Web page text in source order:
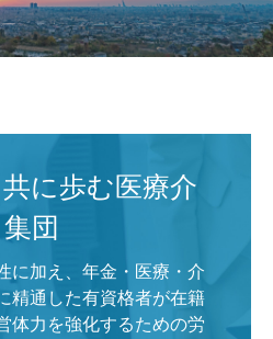
に歩む医療介
団
に加え、年金・医療・介
精通した有資格者が在籍
体力を強化するための労